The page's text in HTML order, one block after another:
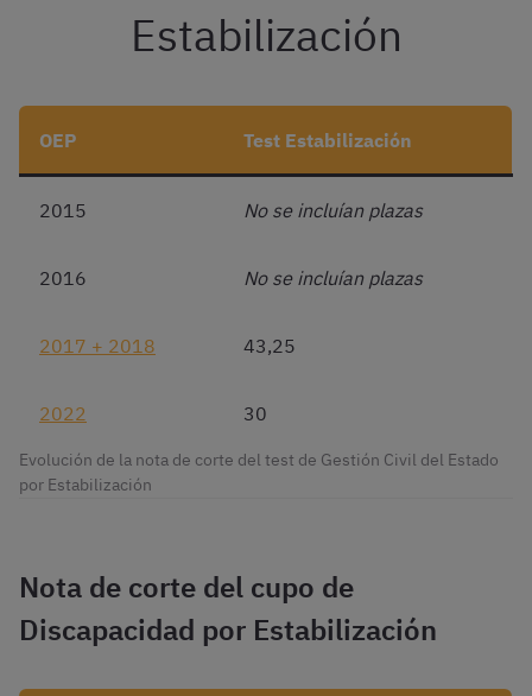
Estabilización
OEP Test Estabilización
2015 No se incluían plazas
2016 No se incluían plazas
2017 + 2018 43,25
2022 30
Evolución de la nota de corte del test de Gestión Civil del Estado
por Estabilización
Nota de corte del cupo de
Discapacidad por Estabilización